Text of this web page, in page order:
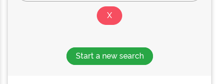
Start a new search